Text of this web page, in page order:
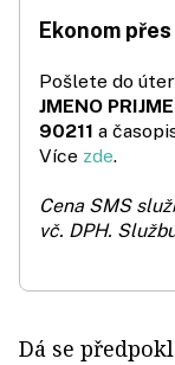
Ekonom přes
Pošlete do
JMENO
90211 a
Více zde.
Cena SMS
vč. DPH.
Dá se